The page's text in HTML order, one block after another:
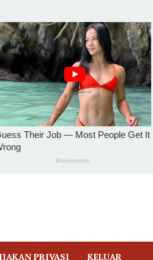
PRIVASI KELUAR